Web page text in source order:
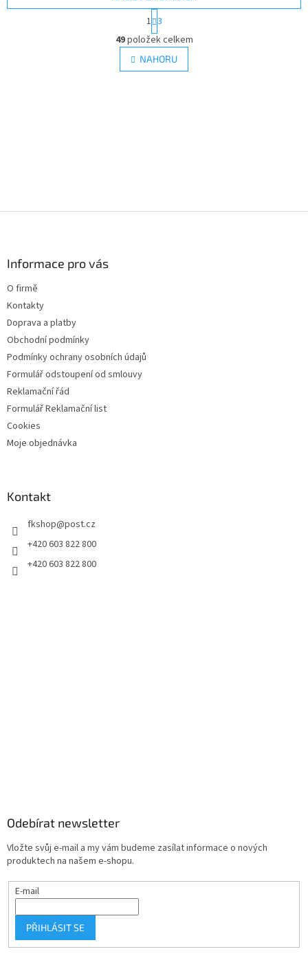
O
v
l
á
ý
t
r
á
n
k
1 3
49položek celkem
NAHORU
Informace pro vás
O firmě
Kontakty
Doprava a platby
Obchodní podmínky
Podmínky ochrany osobních údajů
Formulář odstoupení od smlouvy
Reklamační řád
Formulář Reklamační list
Cookies
Moje objednávka
Kontakt
fkshop@post.cz
+420 603 822 800
+420 603 822 800
Odebírat newsletter
Vložte svůj e-mail a my vám budeme zasílat informace o nových
produktech na našem e-shopu.
E-mail
PŘIHLÁSIT SE